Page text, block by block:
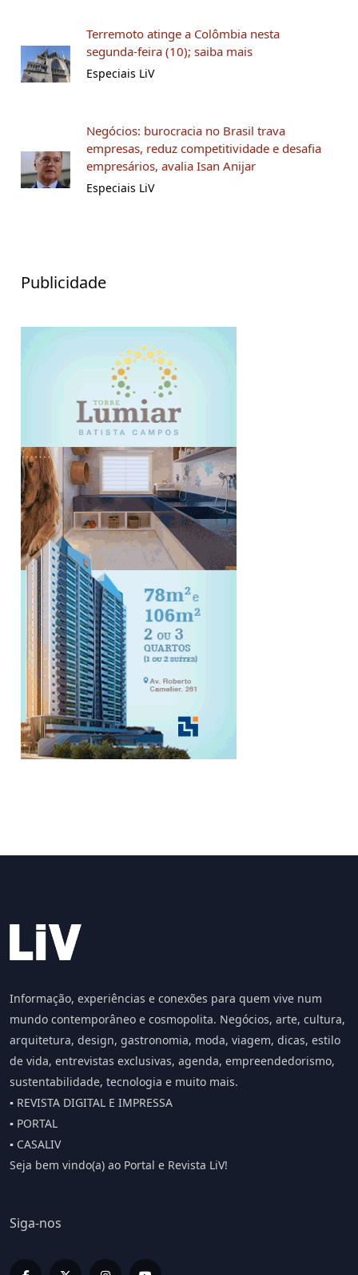
Terremoto atinge a Colômbia nesta
segunda-feira (10); saiba mais
Especiais LiV
Negócios: burocracia no Brasil trava
empresas, reduz competitividade e desafia
empresários, avalia Isan Anijar
Especiais LiV
Publicidade
Informação, experiências e conexões para quem vive num
mundo contemporâneo e cosmopolita. Negócios, arte, cultura,
arquitetura, design, gastronomia, moda, viagem, dicas, estilo
de vida, entrevistas exclusivas, agenda, empreendedorismo,
sustentabilidade, tecnologia e muito mais.
▪️ REVISTA DIGITAL E IMPRESSA
▪️ PORTAL
▪️ CASALIV
Seja bem vindo(a) ao Portal e Revista LiV!
Siga-nos